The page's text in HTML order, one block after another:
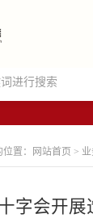
置： 网站首页 >
字会开展